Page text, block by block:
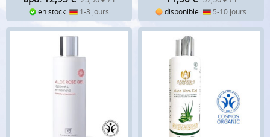
en stock 1-3 jours disponible 5-10 jours